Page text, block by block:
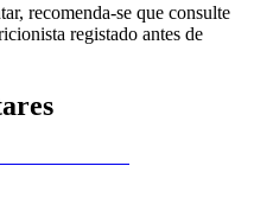
recomenda-se que consulte
registado antes de